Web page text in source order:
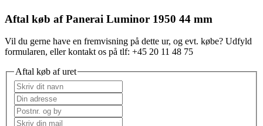
Aftal køb af Panerai Luminor 1950 44 mm
Vil du gerne have en fremvisning på dette ur, og evt. købe? Udfyld
formularen, eller kontakt os på tlf: +45 20 11 48 75
Aftal køb af uret